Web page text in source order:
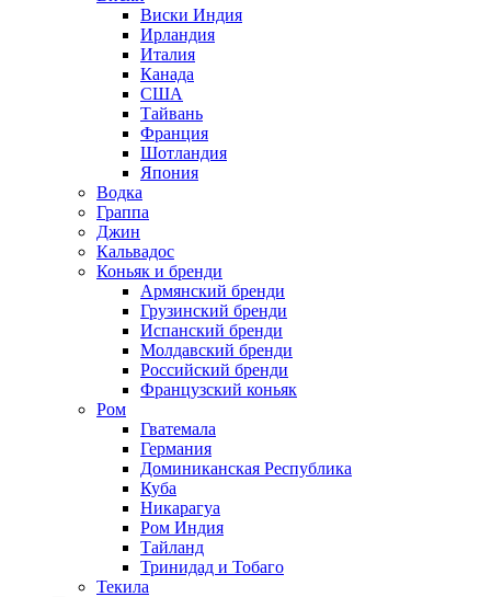
Виски Индия
Ирландия
Италия
Канада
США
Тайвань
Франция
Шотландия
Япония
Водка
Граппа
Джин
Кальвадос
Коньяк и бренди
Армянский бренди
Грузинский бренди
Испанский бренди
Молдавский бренди
Российский бренди
Французский коньяк
Ром
Гватемала
Германия
Доминиканская Республика
Куба
Никарагуа
Ром Индия
Тайланд
Тринидад и Тобаго
Текила